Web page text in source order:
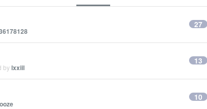
27
bylxxiil
13
10